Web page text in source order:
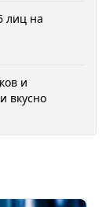
лиц на
и
вкусно